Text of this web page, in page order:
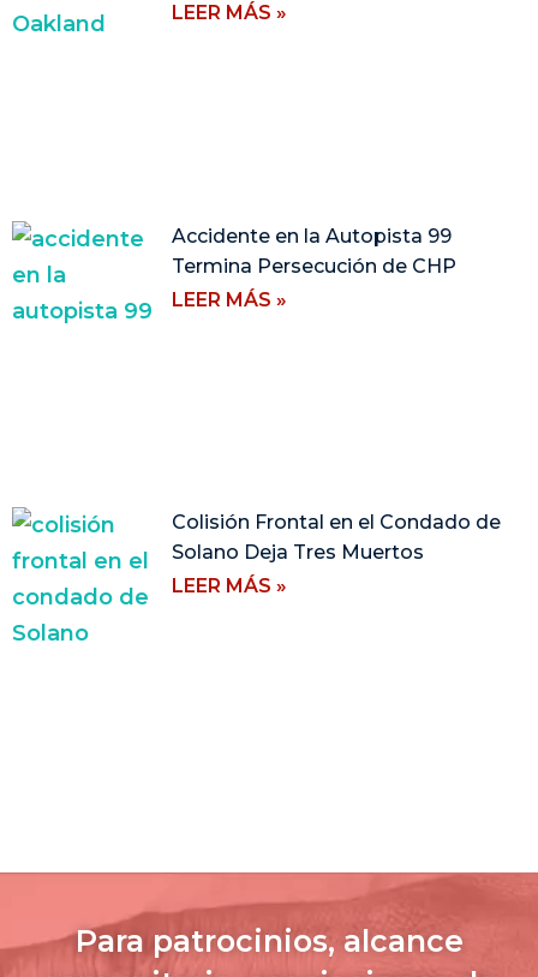
LEER MÁS »
Accidente en la Autopista 99
Termina Persecución de CHP
LEER MÁS »
Colisión Frontal en el Condado de
Solano Deja Tres Muertos
LEER MÁS »
Para patrocinios, alcance